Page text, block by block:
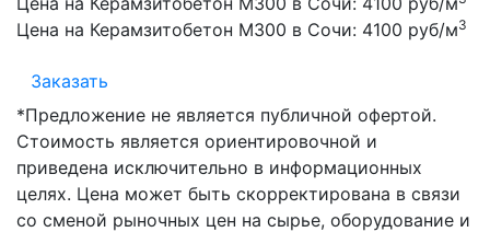
Цена на Керамзитобетон М300 в Сочи: 4100 руб/м3
Заказать
*Предложение не является публичной офертой.
Стоимость является ориентировочной и
приведена исключительно в информационных
целях. Цена может быть скорректирована в связи
со сменой рыночных цен на сырье, оборудование и